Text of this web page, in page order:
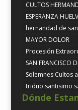
CULTOS
ESPERANZA
hernandad de
MAYOR DOLOR
Procesión
SAN FRANCISCO
Solemnes Cultos
triduo santisimo
Dónde